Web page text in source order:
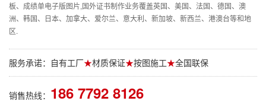
板、成绩单电子版图片,国外证书制作业务覆盖英国、美国、法国、德国、澳
洲、韩国、日本、加拿大、爱尔兰、意大利、新加坡、新西兰、港澳台等和地
区.
服务承诺：自有工厂★材质保证★按图施工★全国联保
销售热线： 186 7792 8126